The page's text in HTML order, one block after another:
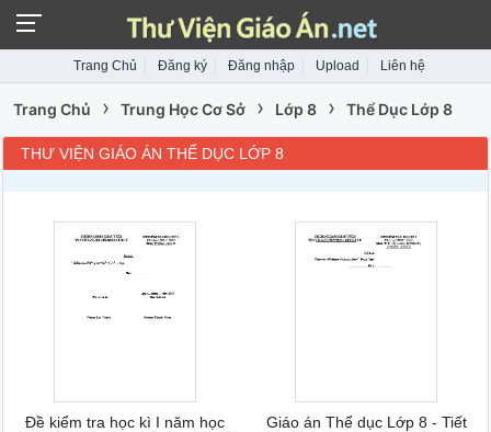
Trang Chủ Đăng ký Đăng nhập Upload Liên hệ
Trang Chủ › Trung Học Cơ Sở › Lớp 8 › Thể Dục Lớp 8
THƯ VIỆN GIÁO ÁN THỂ DỤC LỚP 8
Đề kiểm tra học kì I năm học
Giáo án Thể dục Lớp 8 - Tiết